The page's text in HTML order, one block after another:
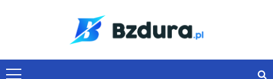
Bzdura.pl